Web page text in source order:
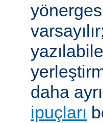
daha
ipuçları